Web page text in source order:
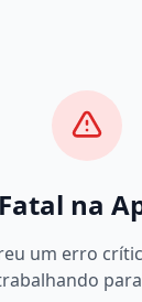
na
um erro